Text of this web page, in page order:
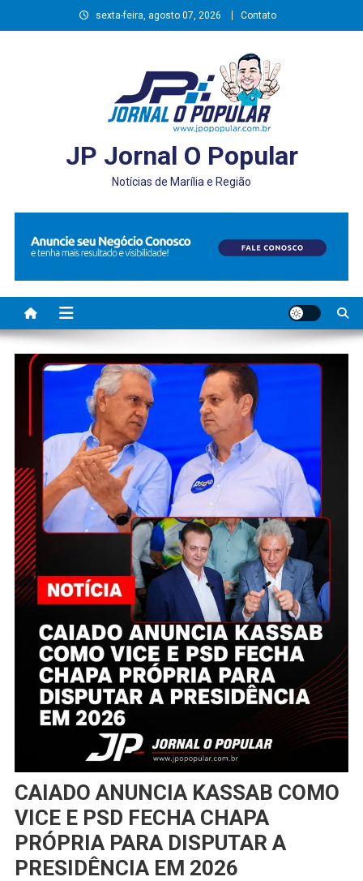
to
sexta-feira, agosto 07, 2026 Contato
JP Jornal O Popular
Notícias de Marília e Região
CAIADO ANUNCIA KASSAB COMO
VICE E PSD FECHA CHAPA
PRÓPRIA PARA DISPUTAR A
PRESIDÊNCIA EM 2026